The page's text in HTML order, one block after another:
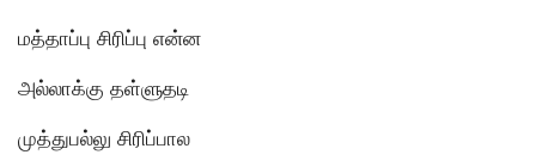
மத்தாப்பு சிரிப்பு என்ன
அல்லாக்கு தள்ளுதடி
முத்துபல்லு சிரிப்பால